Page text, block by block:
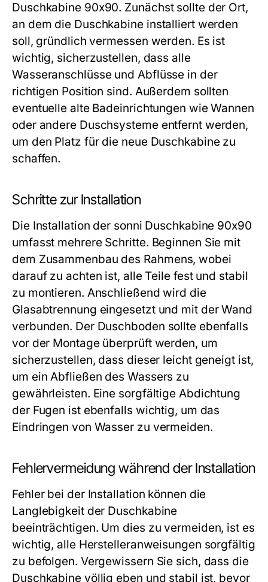
Duschkabine 90x90. Zunächst sollte der Ort,
an dem die Duschkabine installiert werden
soll, gründlich vermessen werden. Es ist
wichtig, sicherzustellen, dass alle
Wasseranschlüsse und Abflüsse in der
richtigen Position sind. Außerdem sollten
eventuelle alte Badeinrichtungen wie Wannen
oder andere Duschsysteme entfernt werden,
um den Platz für die neue Duschkabine zu
schaffen.
Schritte zur Installation
Die Installation der sonni Duschkabine 90x90
umfasst mehrere Schritte. Beginnen Sie mit
dem Zusammenbau des Rahmens, wobei
darauf zu achten ist, alle Teile fest und stabil
zu montieren. Anschließend wird die
Glasabtrennung eingesetzt und mit der Wand
verbunden. Der Duschboden sollte ebenfalls
vor der Montage überprüft werden, um
sicherzustellen, dass dieser leicht geneigt ist,
um ein Abfließen des Wassers zu
gewährleisten. Eine sorgfältige Abdichtung
der Fugen ist ebenfalls wichtig, um das
Eindringen von Wasser zu vermeiden.
Fehlervermeidung während der Installation
Fehler bei der Installation können die
Langlebigkeit der Duschkabine
beeinträchtigen. Um dies zu vermeiden, ist es
wichtig, alle Herstelleranweisungen sorgfältig
zu befolgen. Vergewissern Sie sich, dass die
Duschkabine völlig eben und stabil ist, bevor